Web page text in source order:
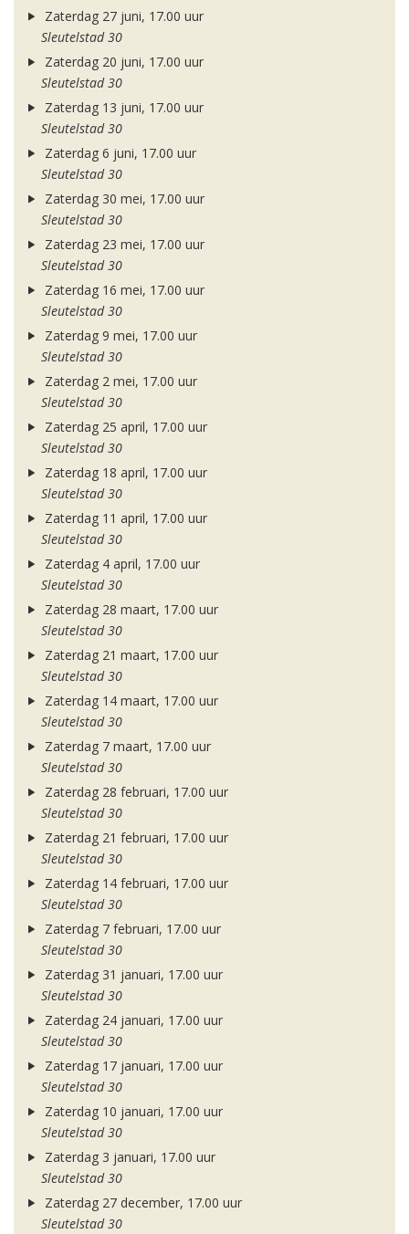
Zaterdag 27 juni, 17.00 uur
Sleutelstad 30
Zaterdag 20 juni, 17.00 uur
Sleutelstad 30
Zaterdag 13 juni, 17.00 uur
Sleutelstad 30
Zaterdag 6 juni, 17.00 uur
Sleutelstad 30
Zaterdag 30 mei, 17.00 uur
Sleutelstad 30
Zaterdag 23 mei, 17.00 uur
Sleutelstad 30
Zaterdag 16 mei, 17.00 uur
Sleutelstad 30
Zaterdag 9 mei, 17.00 uur
Sleutelstad 30
Zaterdag 2 mei, 17.00 uur
Sleutelstad 30
Zaterdag 25 april, 17.00 uur
Sleutelstad 30
Zaterdag 18 april, 17.00 uur
Sleutelstad 30
Zaterdag 11 april, 17.00 uur
Sleutelstad 30
Zaterdag 4 april, 17.00 uur
Sleutelstad 30
Zaterdag 28 maart, 17.00 uur
Sleutelstad 30
Zaterdag 21 maart, 17.00 uur
Sleutelstad 30
Zaterdag 14 maart, 17.00 uur
Sleutelstad 30
Zaterdag 7 maart, 17.00 uur
Sleutelstad 30
Zaterdag 28 februari, 17.00 uur
Sleutelstad 30
Zaterdag 21 februari, 17.00 uur
Sleutelstad 30
Zaterdag 14 februari, 17.00 uur
Sleutelstad 30
Zaterdag 7 februari, 17.00 uur
Sleutelstad 30
Zaterdag 31 januari, 17.00 uur
Sleutelstad 30
Zaterdag 24 januari, 17.00 uur
Sleutelstad 30
Zaterdag 17 januari, 17.00 uur
Sleutelstad 30
Zaterdag 10 januari, 17.00 uur
Sleutelstad 30
Zaterdag 3 januari, 17.00 uur
Sleutelstad 30
Zaterdag 27 december, 17.00 uur
Sleutelstad 30